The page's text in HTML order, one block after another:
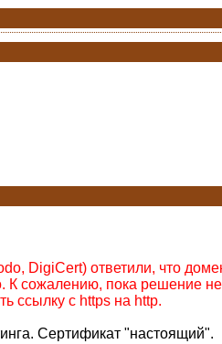
DigiCert) ответили, что
К сожалению, пока решение
ссылку с https на http.
Сертификат "настоящий".